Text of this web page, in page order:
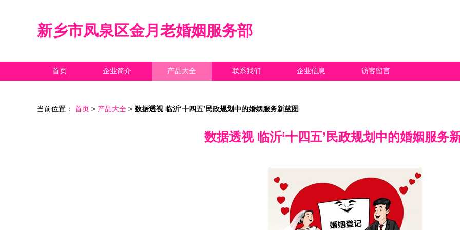
新乡市凤泉区金月老婚姻服务部
首页 企业简介 产品大全 联系我们 企业信息 访客留言
当前位置： 首页 > 产品大全 > 数据透视 临沂‘十四五’民政规划中的婚姻服务新蓝图
数据透视 临沂‘十四五’民政规划中的婚姻服务